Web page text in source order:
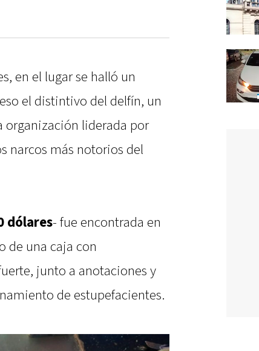
en el lugar se halló un
el distintivo del delfín, un
organización liderada por
narcos más notorios del
dólares- fue encontrada en
de una caja con
junto a anotaciones y
de estupefacientes.